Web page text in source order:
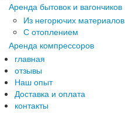
Аренда бытовок и вагончиков
Из негорючих материалов
С отоплением
Аренда компрессоров
главная
отзывы
Наш опыт
Доставка и оплата
контакты